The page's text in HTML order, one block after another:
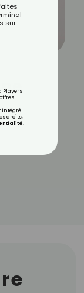
sur
Players
intégré
droits,
.